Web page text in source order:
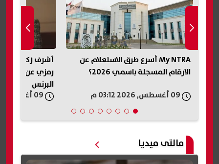
أشرف زكي: روجينا حصلت على أجر
رمزي عن شخصية فدوى بمسلسل
ظهرت الآن
الإعدادي الدور
مالتى ميديا